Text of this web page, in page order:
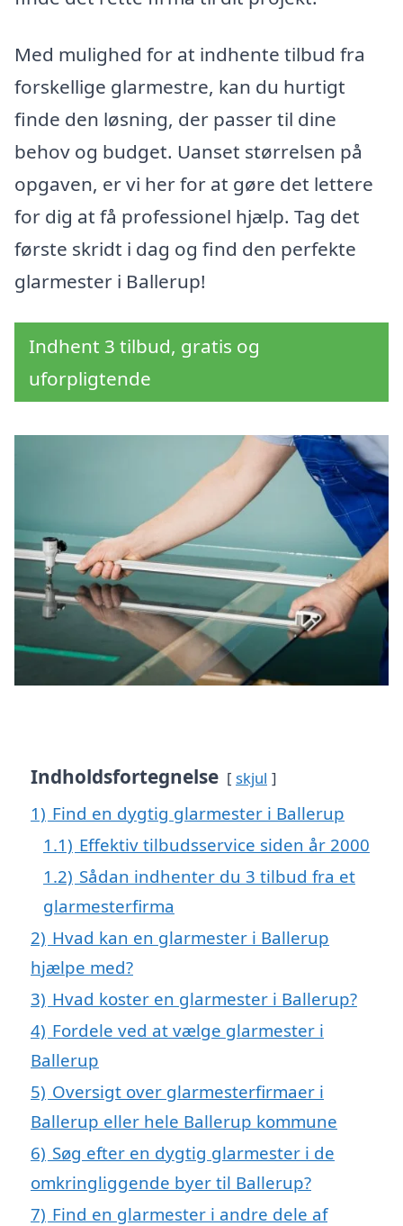
Med mulighed for at indhente tilbud fra
forskellige glarmestre, kan du hurtigt
finde den løsning, der passer til dine
behov og budget. Uanset størrelsen på
opgaven, er vi her for at gøre det lettere
for dig at få professionel hjælp. Tag det
første skridt i dag og find den perfekte
glarmester i Ballerup!
Indhent 3 tilbud, gratis og
uforpligtende
Indholdsfortegnelse skjul
1) Find en dygtig glarmester i Ballerup
1.1) Effektiv tilbudsservice siden år 2000
1.2) Sådan indhenter du 3 tilbud fra et
glarmesterfirma
2) Hvad kan en glarmester i Ballerup
hjælpe med?
3) Hvad koster en glarmester i Ballerup?
4) Fordele ved at vælge glarmester i
Ballerup
5) Oversigt over glarmesterfirmaer i
Ballerup eller hele Ballerup kommune
6) Søg efter en dygtig glarmester i de
omkringliggende byer til Ballerup?
7) Find en glarmester i andre dele af